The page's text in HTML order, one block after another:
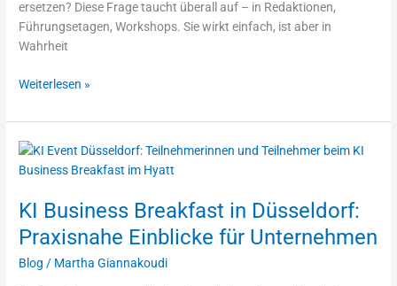
ersetzen? Diese Frage taucht überall auf – in Redaktionen,
Führungsetagen, Workshops. Sie wirkt einfach, ist aber in
Wahrheit
könnte
es
tun
Weiterlesen »
KI Business Breakfast in Düsseldorf:
Praxisnahe Einblicke für Unternehmen
Blog / Martha Giannakoudi
KI
Business
in
Düsseldorf:
Praxisnahe
Einblicke